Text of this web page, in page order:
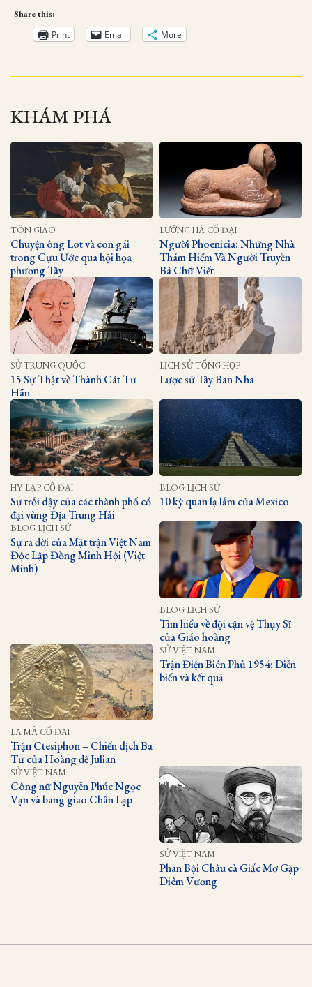
Share this:
Print Email More
KHÁM PHÁ
TÔN GIÁO
Chuyện ông Lot và con gái
trong Cựu Ước qua hội họa
phương Tây
LƯỠNG HÀ CỔ ĐẠI
Người Phoenicia: Những Nhà
Thám Hiểm Và Người Truyền
Bá Chữ Viết
SỬ TRUNG QUỐC
15 Sự Thật về Thành Cát Tư
Hãn
LỊCH SỬ TỔNG HỢP
Lược sử Tây Ban Nha
HY LẠP CỔ ĐẠI
Sự trỗi dậy của các thành phố cổ
đại vùng Địa Trung Hải
BLOG LỊCH SỬ
10 kỳ quan lạ lẫm của Mexico
BLOG LỊCH SỬ
Sự ra đời của Mặt trận Việt Nam
Độc Lập Đồng Minh Hội (Việt
Minh)
BLOG LỊCH SỬ
Tìm hiểu về đội cận vệ Thụy Sĩ
của Giáo hoàng
LA MÃ CỔ ĐẠI
Trận Ctesiphon – Chiến dịch Ba
Tư của Hoàng đế Julian
SỬ VIỆT NAM
Trận Điện Biên Phủ 1954: Diễn
biến và kết quả
SỬ VIỆT NAM
Công nữ Nguyễn Phúc Ngọc
Vạn và bang giao Chân Lạp
SỬ VIỆT NAM
Phan Bội Châu cà Giấc Mơ Gặp
Diêm Vương